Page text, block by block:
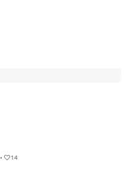
• 14